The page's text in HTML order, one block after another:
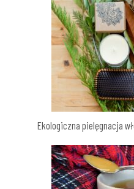
Ekologiczna pielęgnacja